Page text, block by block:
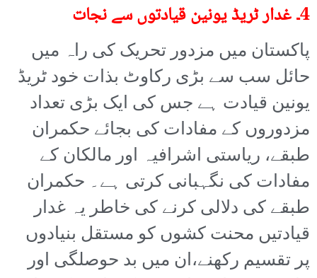
4۔ غدار ٹریڈ یونین قیادتوں سے نجات
پاکستان میں مزدور تحریک کی راہ میں
حائل سب سے بڑی رکاوٹ بذات خود ٹریڈ
یونین قیادت ہے جس کی ایک بڑی تعداد
مزدوروں کے مفادات کی بجائے حکمران
طبقے، ریاستی اشرافیہ اور مالکان کے
مفادات کی نگہبانی کرتی ہے۔ حکمران
طبقے کی دلالی کرنے کی خاطر یہ غدار
قیادتیں محنت کشوں کو مستقل بنیادوں
پر تقسیم رکھنے،ان میں بد حوصلگی اور